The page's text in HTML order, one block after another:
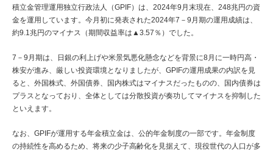
積立金管理運用独立行政法人（GPIF）は、2024年9月末現在、248兆円の資
金を運用しています。今月初に発表された2024年7－9月期の運用成績は、
約9.1兆円のマイナス（期間収益率は▲3.57％）でした。
7－9月期は、日銀の利上げや米景気悪化懸念などを背景に8月に一時円高・
株安が進み、厳しい投資環境となりましたが、GPIFの運用成果の内訳を見
ると、外国株式、外国債券、国内株式はマイナスだったものの、国内債券は
プラスとなっており、全体としては分散投資が奏功してマイナスを抑制した
といえます。
なお、GPIFが運用する年金積立金は、公的年金制度の一部です。年金制度
の持続性を高めるため、将来の少子高齢化を見据えて、現役世代の人口が多